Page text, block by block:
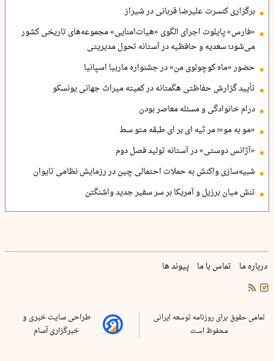
برگزاری کنسرت علیرضا قربانی در شیراز
«فارس» پایلوت اجرای الگوی «هیات‌امنایی» مجموعه‌های تاریخی کشور
می‌شود؛ سعدیه و حافظیه در آستانه تحول مدیریتی
حضور «ماه کوچولوی من» در جشنواره ماربیا اسپانیا
تأیید گزارش حفاظتی هگمتانه در کمیته میراث جهانی یونسکو
درام خانوادگی و مسئله معاصر بودن
«مو به مو»؛ مر ثیه ای بر ای طبقه متو سط
«آژانس دوستی» در آستانه تولید فصل دوم
شبیه‌سازی واکنش به حملات احتمالی چین در رزمایش نظامی تایوان
تنش میان برزیل و آمریکا بر سر سفیر جدید واشنگتن
درباره ما تماس با ما پیوند ها
تمامی حقوق برای روزنامه توسعه ایرانی
محفوظ است
طراحی سایت خبری و
خبرگزاری آسام